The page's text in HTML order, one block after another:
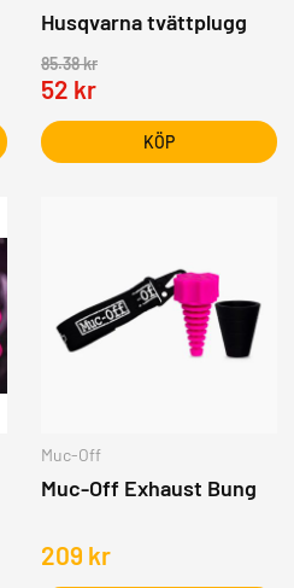
Husqvarna tvättplugg
85.38kr
52 kr
KÖP
Muc-Off
Muc-Off Exhaust Bung
209 kr